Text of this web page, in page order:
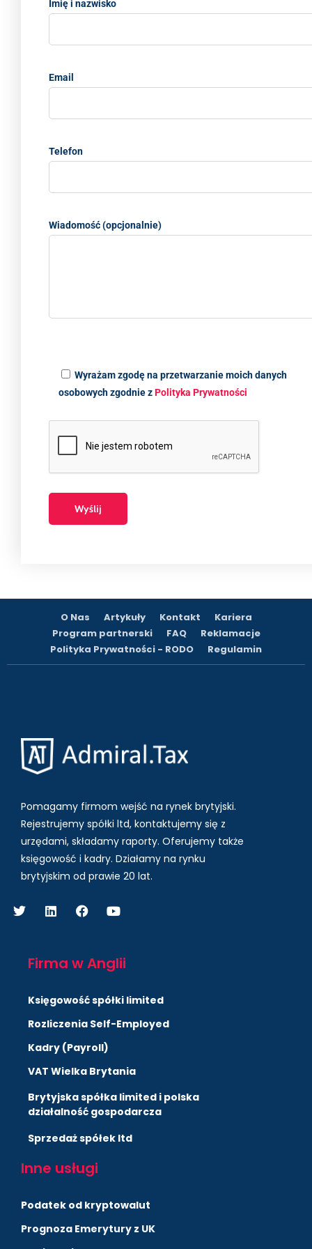
Imię i nazwisko
Email
Telefon
Wiadomość (opcjonalnie)
Wyrażam zgodę na przetwarzanie moich danych
osobowych zgodnie zPolityka Prywatności
O Nas Artykuły Kontakt
Kariera
Program partnerski
FAQ
Reklamacje
Polityka Prywatności - RODO
Regulamin
Pomagamy firmom wejść na rynek brytyjski.
Rejestrujemy spółki ltd, kontaktujemy się z
urzędami, składamy raporty. Oferujemy także
księgowość i kadry. Działamy na rynku
brytyjskim od prawie 20 lat.
Firma w Anglii
Księgowość spółki limited
Rozliczenia Self-Employed
Kadry (Payroll)
VAT Wielka Brytania
Brytyjska spółka limited i polska
działalność gospodarcza
Sprzedaż spółek ltd
Inne usługi
Podatek od kryptowalut
Prognoza Emerytury z UK